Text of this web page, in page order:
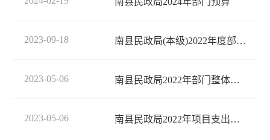
2023-09-18 南县民政局(本级)2022年度部门决算公开
2023-05-06 南县民政局2022年部门整体支出绩效自评指标计分表
2023-05-06 南县民政局2022年项目支出绩效自评指标计分表